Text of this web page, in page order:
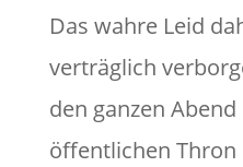
Das wahre Leid
verträglich
den ganzen
öffentlichen